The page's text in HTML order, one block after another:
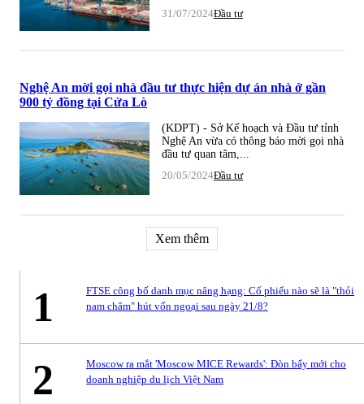
31/07/2024Đầu tư
Nghệ An mời gọi nhà đầu tư thực hiện dự án nhà ở gần
900 tỷ đồng tại Cửa Lò
(KDPT) - Sở Kế hoạch và Đầu tư tỉnh
Nghệ An vừa có thông báo mời gọi nhà
đầu tư quan tâm,...
20/05/2024Đầu tư
Xem thêm
1
FTSE công bố danh mục nâng hạng: Cổ phiếu nào sẽ là "thỏi
nam châm" hút vốn ngoại sau ngày 21/8?
2
Moscow ra mắt 'Moscow MICE Rewards': Đòn bẩy mới cho
doanh nghiệp du lịch Việt Nam